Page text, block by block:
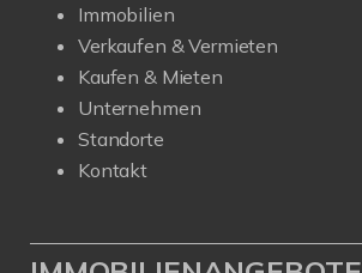
Immobilien
Verkaufen & Vermieten
Kaufen & Mieten
Unternehmen
Standorte
Kontakt